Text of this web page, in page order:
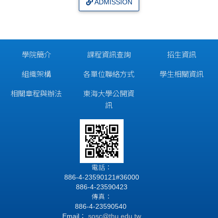
ADMISSION
學院簡介
組織架構
相關章程與辦法
課程資訊查詢
各單位聯絡方式
東海大學公開資
訊
招生資訊
學生相關資訊
電話：
886-4-23590121#36000
886-4-23590423
傳真：
886-4-23590540
Email：
sosc@thu.edu.tw